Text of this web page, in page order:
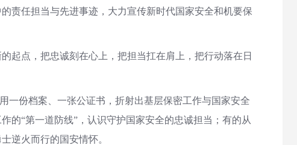
任担当与先进事迹，大力宣传新时代国家安全和机要保
点，把忠诚刻在心上，把担当扛在肩上，把行动落在日
份档案、一张公证书，折射出基层保密工作与国家安全
的“第一道防线”，认识守护国家安全的忠诚担当；有的从
逆火而行的国安情怀。